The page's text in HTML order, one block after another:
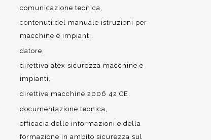
comunicazione tecnica
contenuti del manuale istruzioni per
macchine e impianti
datore
direttiva atex sicurezza macchine e
impianti
direttive macchine 2006 42 CE
documentazione tecnica
efficacia delle informazioni e della
formazione in ambito sicurezza sul